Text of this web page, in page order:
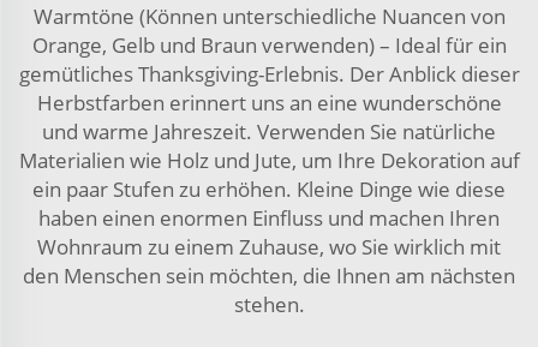
Warmtöne (Können unterschiedliche Nuancen von
Orange, Gelb und Braun verwenden) – Ideal für ein
gemütliches Thanksgiving-Erlebnis. Der Anblick dieser
Herbstfarben erinnert uns an eine wunderschöne
und warme Jahreszeit. Verwenden Sie natürliche
Materialien wie Holz und Jute, um Ihre Dekoration auf
ein paar Stufen zu erhöhen. Kleine Dinge wie diese
haben einen enormen Einfluss und machen Ihren
Wohnraum zu einem Zuhause, wo Sie wirklich mit
den Menschen sein möchten, die Ihnen am nächsten
stehen.